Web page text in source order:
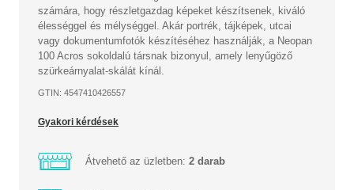
számára, hogy részletgazdag képeket készítsenek, kiváló
élességgel és mélységgel. Akár portrék, tájképek, utcai
vagy dokumentumfotók készítéséhez használják, a Neopan
100 Acros sokoldalú társnak bizonyul, amely lenyűgöző
szürkeárnyalat-skálát kínál.
GTIN: 4547410426557
Gyakori kérdések
Átvehető az üzletben: 2 darab